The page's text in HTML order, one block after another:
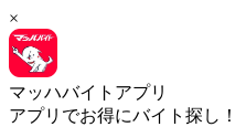
×
マッハバイトアプリ
アプリでお得にバイト探し！